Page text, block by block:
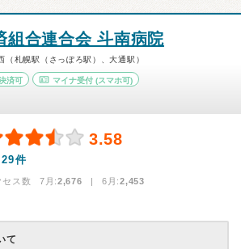
組合連合会 斗南病院
（札幌駅（さっぽろ駅）、大通駅）
済可 マイナ受付 (スマホ可)
3.58
29件
セス数 7月:2,676 | 6月:2,453
て